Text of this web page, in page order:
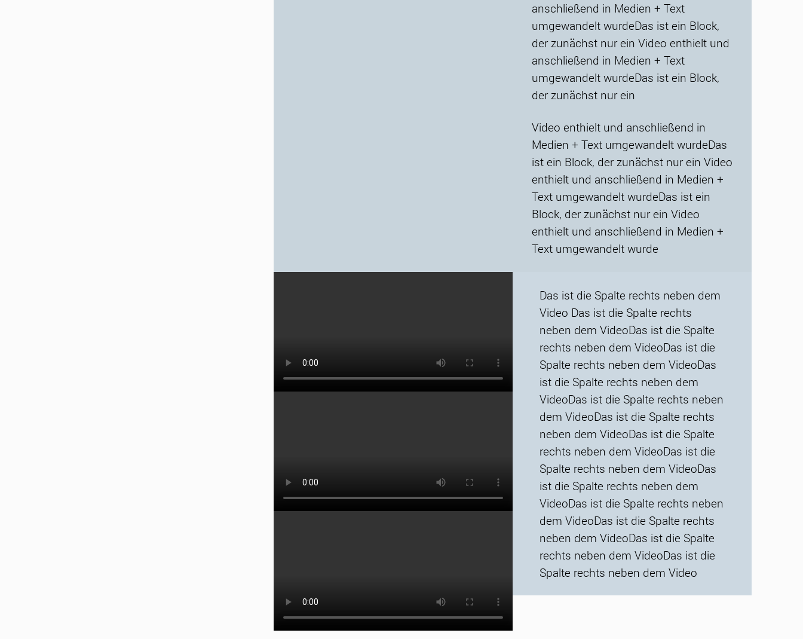
anschließend in Medien + Text
umgewandelt wurdeDas ist ein Block,
der zunächst nur ein Video enthielt und
anschließend in Medien + Text
umgewandelt wurdeDas ist ein Block,
der zunächst nur ein
Video enthielt und anschließend in
Medien + Text umgewandelt wurdeDas
ist ein Block, der zunächst nur ein Video
enthielt und anschließend in Medien +
Text umgewandelt wurdeDas ist ein
Block, der zunächst nur ein Video
enthielt und anschließend in Medien +
Text umgewandelt wurde
Das ist die Spalte rechts neben dem
Video Das ist die Spalte rechts
neben dem VideoDas ist die Spalte
rechts neben dem VideoDas ist die
Spalte rechts neben dem VideoDas
ist die Spalte rechts neben dem
VideoDas ist die Spalte rechts neben
dem VideoDas ist die Spalte rechts
neben dem VideoDas ist die Spalte
rechts neben dem VideoDas ist die
Spalte rechts neben dem VideoDas
ist die Spalte rechts neben dem
VideoDas ist die Spalte rechts neben
dem VideoDas ist die Spalte rechts
neben dem VideoDas ist die Spalte
rechts neben dem VideoDas ist die
Spalte rechts neben dem Video